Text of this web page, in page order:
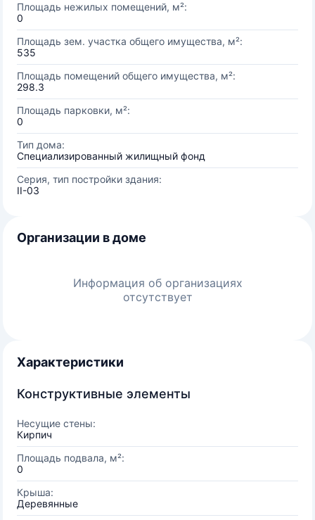
Площадь нежилых помещений, м²:
0
Площадь зем. участка общего имущества, м²:
535
Площадь помещений общего имущества, м²:
298.3
Площадь парковки, м²:
0
Тип дома:
Специализированный жилищный фонд
Серия, тип постройки здания:
II-03
Организации в доме
Информация об организациях
отсутствует
Характеристики
Конструктивные элементы
Несущие стены:
Кирпич
Площадь подвала, м²:
0
Крыша:
Деревянные